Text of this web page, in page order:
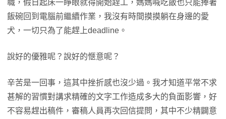
職，假日起床一睜眼就得開始趕工，媽媽喊吃飯也只能捧著
飯碗回到電腦前繼續作業，我沒有時間摸摸躺在身邊的愛
犬，一切只為了能趕上deadline。
說好的優雅呢？說好的愜意呢？
辛苦是一回事，這其中挫折感也沒少過。我才知道平常不求
甚解的習慣對講求精確的文字工作造成多大的負面影響，好
不容易趕出稿件，審稿人員再次回信提問，其中不少精闢意